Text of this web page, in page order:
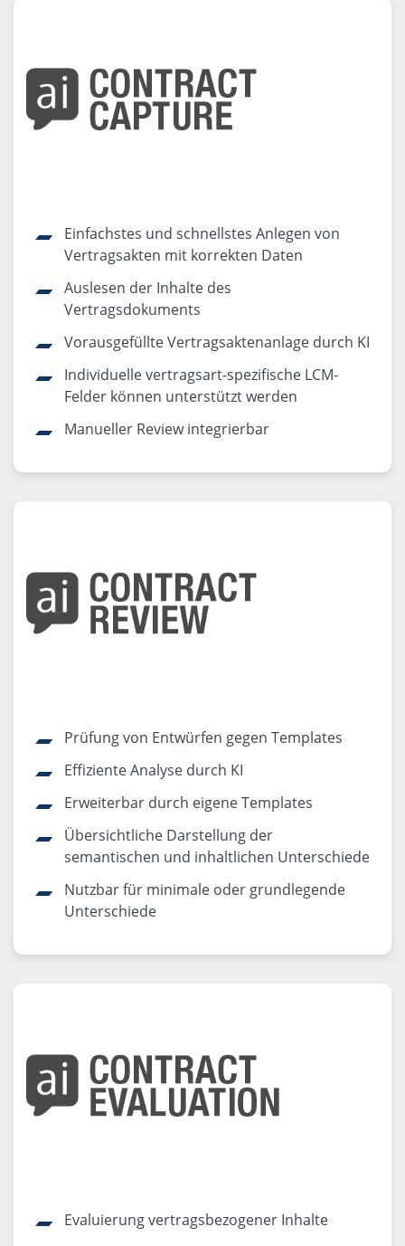
Einfachstes und schnellstes Anlegen von
Vertragsakten mit korrekten Daten
Auslesen der Inhalte des
Vertragsdokuments
Vorausgefüllte Vertragsaktenanlage durch KI
Individuelle vertragsart-spezifische LCM-
Felder können unterstützt werden
Manueller Review integrierbar
Prüfung von Entwürfen gegen Templates
Effiziente Analyse durch KI
Erweiterbar durch eigene Templates
Übersichtliche Darstellung der
semantischen und inhaltlichen Unterschiede
Nutzbar für minimale oder grundlegende
Unterschiede
Evaluierung vertragsbezogener Inhalte